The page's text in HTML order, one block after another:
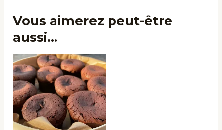
Vous aimerez peut-être
aussi…